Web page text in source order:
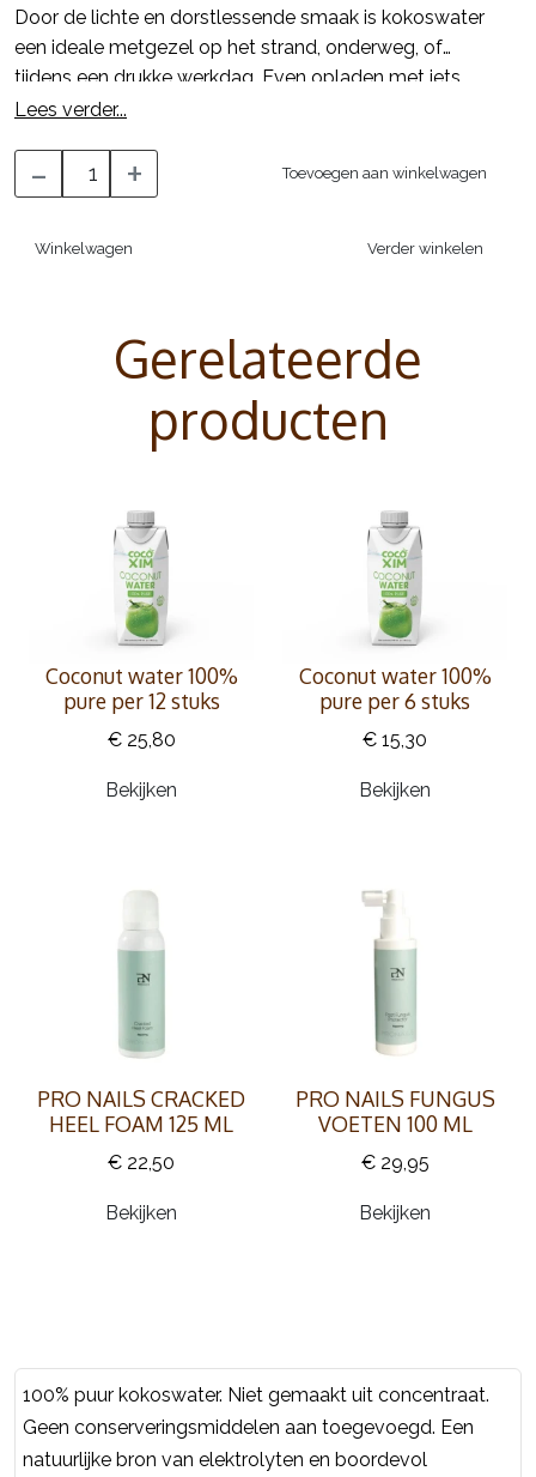
Door de lichte en dorstlessende smaak is kokoswater
een ideale metgezel op het strand, onderweg, of
tijdens een drukke werkdag. Even opladen met iets
natuurlijks, dat voelt goed!
Lees verder...
- + Toevoegen aan winkelwagen
Winkelwagen Verder winkelen
Gerelateerde
producten
Coconut water 100%
pure per 12 stuks
€ 25,80
Bekijken
Coconut water 100%
pure per 6 stuks
€ 15,30
Bekijken
PRO NAILS CRACKED
HEEL FOAM 125 ML
€ 22,50
Bekijken
PRO NAILS FUNGUS
VOETEN 100 ML
€ 29,95
Bekijken
100% puur kokoswater. Niet gemaakt uit concentraat.
Geen conserveringsmiddelen aan toegevoegd. Een
natuurlijke bron van elektrolyten en boordevol